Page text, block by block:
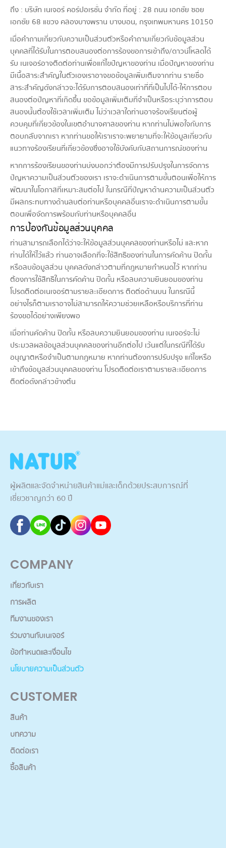
ถึง : บริษัท เนเจอร์ คอร์ปอเรชั่น จำกัด ที่อยู่ : 28 ถนน เอกชัย ซอย
เอกชัย 68 แขวง คลองบางพราน บางบอน, กรุงเทพมหานคร 10150
เมื่อคำถามเกี่ยวกับความเป็นส่วนตัวหรือคำถามเกี่ยวกับข้อมูลส่วน
บุคคลที่ได้รับในการตอบสนองต่อการร้องขอการเข้าถึง/ดาวน์โหลดได้
รับ เนเจอร์อาจติดต่อท่านเพื่อแก้ไขปัญหาของท่าน เมื่อปัญหาของท่าน
มีเนื้อสาระสำคัญในตัวเองเราอาจขอข้อมูลเพิ่มเติมจากท่าน รายชื่อ
สาระสำคัญดังกล่าวจะได้รับการตอบสนองเท่าที่ที่เป็นไปได้-ให้การตอบ
สนองต่อปัญหาที่เกิดขึ้น ขอข้อมูลเพิ่มเติมที่จำเป็นหรือระบุว่าการตอบ
สนองนั้นต้องใช้เวลาเพิ่มเติม ไม่ว่าเวลาใดท่านอาจร้องเรียนต่อผู้
ควบคุมที่เกี่ยวข้องในเขตอำนาจศาลของท่าน หากท่านไม่พอใจกับการ
ตอบกลับจากเรา หากท่านขอให้เราเราจะพยายามที่จะให้ข้อมูลเกี่ยวกับ
แนวทางร้องเรียนที่เกี่ยวข้องซึ่งอาจใช้บังคับกับสถานการณ์ของท่าน
หากการร้องเรียนของท่านบ่งบอกว่าต้องมีการปรับปรุงในการจัดการ
ปัญหาความเป็นส่วนตัวของเรา เราจะดำเนินการตามขั้นตอนเพื่อให้การ
พัฒนาในโอกาสที่เหมาะสมต่อไป ในกรณีที่ปัญหาด้านความเป็นส่วนตัว
มีผลกระทบทางด้านลบต่อท่านหรือบุคคลอื่นเราจะดำเนินการตามขั้น
ตอนเพื่อจัดการพร้อมกับท่านหรือบุคคลอื่น
การป้องกันข้อมูลส่วนบุคคล
ท่านสามารถเลือกได้ว่าจะให้ข้อมูลส่วนบุคคลของท่านหรือไม่ และหาก
ท่านได้ให้ไว้แล้ว ท่านอาจเลือกที่จะใช้สิทธิของท่านในการคัดค้าน ปิดกั้น
หรือลบข้อมูลส่วน บุคคลดังกล่าวตามที่กฎหมายกำหนดไว้ หากท่าน
ต้องการใช้สิทธิในการคัดค้าน ปิดกั้น หรือลบความยินยอมของท่าน
โปรดติดต่อเนเจอร์ตามรายละเอียดการ ติดต่อด้านบน ในกรณีนี้
อย่างไรก็ตามเราอาจไม่สามารถให้ความช่วยเหลือหรือบริการที่ท่าน
ร้องขอได้อย่างเพียงพอ
เมื่อท่านคัดค้าน ปิดกั้น หรือลบความยินยอมของท่าน เนเจอร์จะไม่
ประมวลผลข้อมูลส่วนบุคคลของท่านอีกต่อไป เว้นแต่ในกรณีที่ได้รับ
อนุญาตหรือจำเป็นตามกฎหมาย หากท่านต้องการปรับปรุง แก้ไขหรือ
เข้าถึงข้อมูลส่วนบุคคลของท่าน โปรดติดต่อเราตามรายละเอียดการ
ติดต่อดังกล่าวข้างต้น
ผู้ผลิตและจัดจำหน่ายสินค้าแม่และเด็กด้วยประสบการณ์ที่
เชี่ยวชาญกว่า 60 ปี
COMPANY
เกี่ยวกับเรา
การผลิต
ทีมงานของเรา
ร่วมงานกับเนเจอร์
ข้อกำหนดและเงื่อนไข
นโยบายความเป็นส่วนตัว
CUSTOMER
สินค้า
บทความ
ติดต่อเรา
ซื้อสินค้า